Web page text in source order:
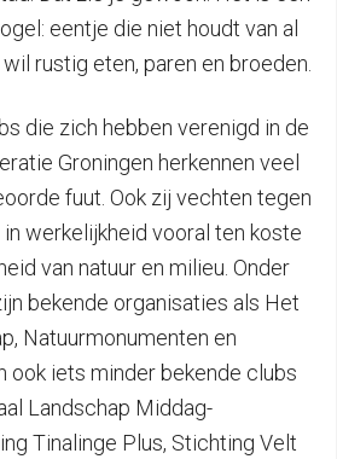
eentje die niet houdt van al
rustig eten, paren en broeden.
die zich hebben verenigd in de
Groningen herkennen veel
fuut. Ook zij vechten tegen
in werkelijkheid vooral ten koste
van natuur en milieu. Onder
bekende organisaties als Het
Natuurmonumenten en
ook iets minder bekende clubs
Landschap Middag-
Tinalinge Plus, Stichting Velt